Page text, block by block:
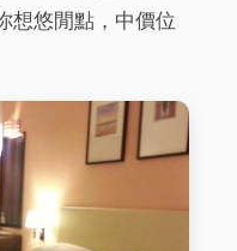
想悠閒點，中價位